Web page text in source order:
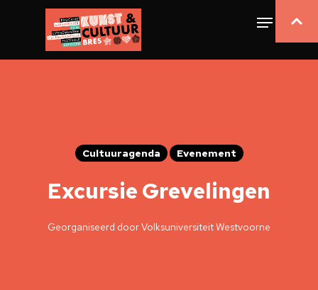
Cultuuragenda Evenement
Excursie Grevelingen
Georganiseerd door Volksuniversiteit Westvoorne